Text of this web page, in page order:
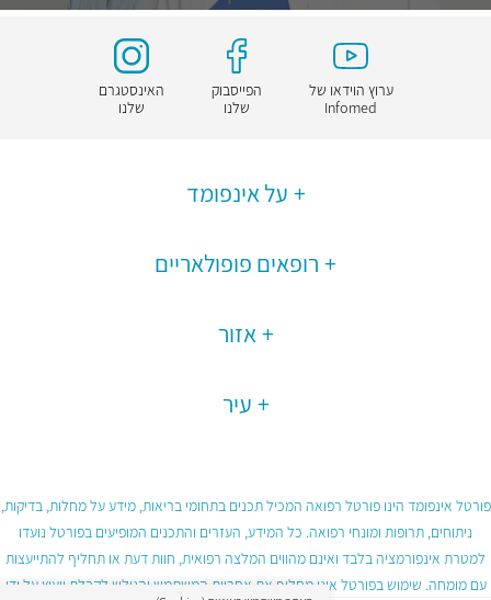
ערוץ הוידאו של
Infomed
הפייסבוק
שלנו
האינסטגרם
שלנו
על אינפומד
רופאים פופולאריים
אזור
עיר
פורטל אינפומד הינו פורטל רפואה המכיל תכנים בתחומי בריאות, מידע על מחלות, בדיקות,
ניתוחים, תרופות ומונחי רפואה. כל המידע, העזרים והתכנים המופיעים בפורטל נועדו
למטרת אינפורמציה בלבד ואינם מהווים המלצה רפואית, חוות דעת או תחליף להתייעצות
עם מומחה. שימוש בפורטל אינו מחליף את אחריות המשתמש והגולש לקבלת ייעוץ על ידי